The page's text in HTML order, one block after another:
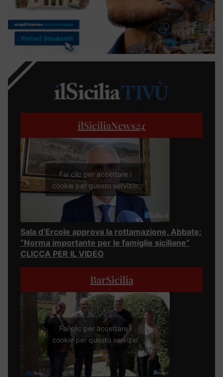
ilSiciliaNews24
Fai clic per accettare i
cookie per questo servizio
Sala d’Ercole approva la rottamazione, Abbate:
“Norma importante per le famiglie siciliane”
CLICCA PER IL VIDEO
BarSicilia
Fai clic per accettare i
cookie per questo servizio